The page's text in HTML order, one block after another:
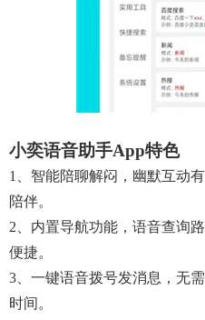
小奕语音助手app特色
1、智能陪聊解闷，幽默互动
陪伴。
2、内置导航功能，语音查询
便捷。
3、一键语音拨号发消息，无
时间。